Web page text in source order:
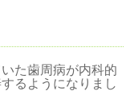
た歯周病が内科的
るようになりまし